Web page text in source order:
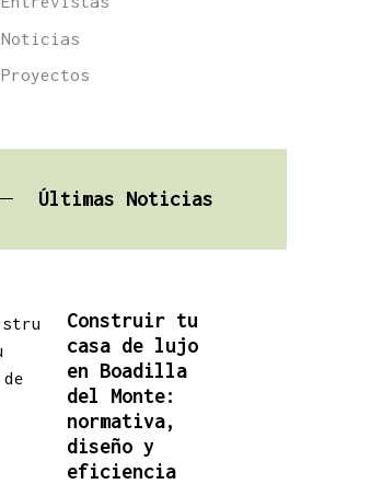
Noticias
Proyectos
Últimas Noticias
Construir tu
casa de lujo
en Boadilla
del Monte:
normativa,
diseño y
eficiencia